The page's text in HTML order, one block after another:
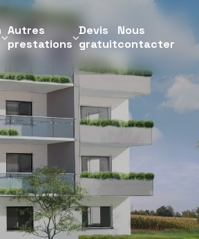
Autres
prestations
Devis
gratuit
Nous
contacter